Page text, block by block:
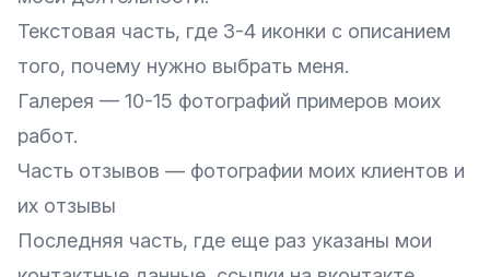
Текстовая часть, где 3-4 иконки с описанием
того, почему нужно выбрать меня.
Галерея — 10-15 фотографий примеров моих
работ.
Часть отзывов — фотографии моих клиентов и
их отзывы
Последняя часть, где еще раз указаны мои